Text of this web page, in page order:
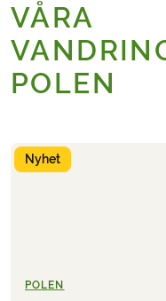
VÅRA
POLEN
Nyhet
POLEN